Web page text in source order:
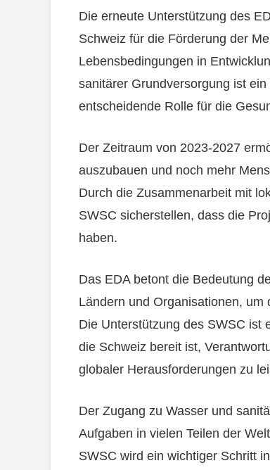
Die erneute Unterstützung des
Schweiz für die Förderung der
Lebensbedingungen in
sanitärer Grundversorgung ist
entscheidende Rolle für die
Der Zeitraum von 2023-2027
auszubauen und noch mehr
Durch die Zusammenarbeit mit
SWSC sicherstellen, dass die
haben.
Das EDA betont die Bedeutung
Ländern und Organisationen,
Die Unterstützung des SWSC ist
die Schweiz bereit ist,
globaler Herausforderungen zu
Der Zugang zu Wasser und
Aufgaben in vielen Teilen der
SWSC wird ein wichtiger Schritt